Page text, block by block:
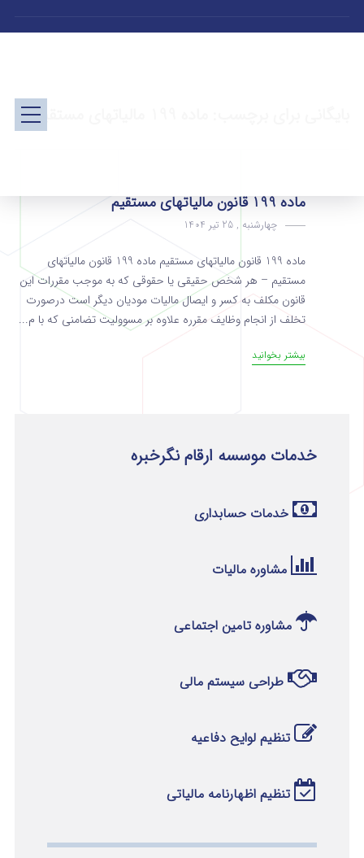
ماده 199 قانون مالیاتهای مستقیم
چهارشنبه , 25 تیر 1404
ماده 199 قانون مالیاتهای مستقیم ماده 199 قانون مالیاتهای
مستقیم – هر شخص حقیقی یا حقوقی که به ‌موجب مقررات این
قانون مکلف به کسر و ایصال مالیات مودیان دیگر است درصورت
تخلف از انجام وظایف مقرره علاوه بر مسوولیت تضامنی که با م...
بیشتر بخوانید
خدمات موسسه ارقام نگرخبره
خدمات حسابداری
مشاوره مالیات
مشاوره تامین اجتماعی
طراحی سیستم مالی
تنظیم لوایح دفاعیه
تنظیم اظهارنامه مالیاتی